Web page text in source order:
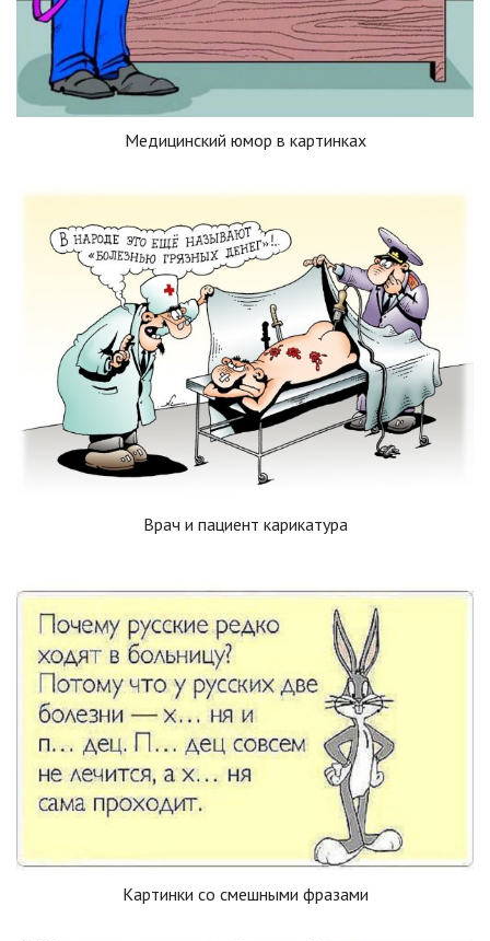
Медицинский юмор в картинках
Врач и пациент карикатура
Картинки со смешными фразами